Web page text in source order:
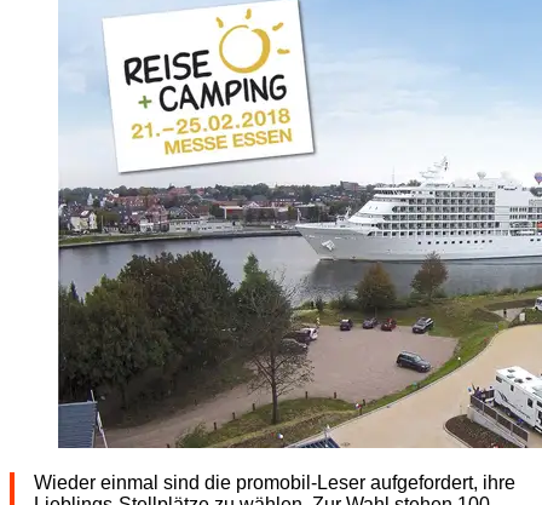
Wieder einmal sind die promobil-Leser aufgefordert, ihre